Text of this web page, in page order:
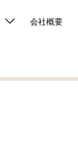
会社概要